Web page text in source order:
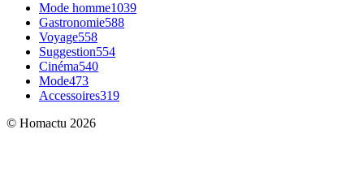
Mode homme1039
Gastronomie588
Voyage558
Suggestion554
Cinéma540
Mode473
Accessoires319
© Homactu 2026